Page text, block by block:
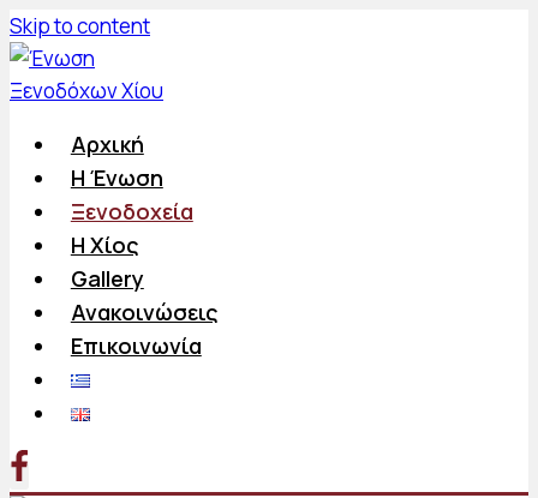
Skip to content
Αρχική
Η Ένωση
Ξενοδοχεία
Η Χίος
Gallery
Ανακοινώσεις
Επικοινωνία